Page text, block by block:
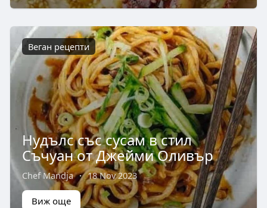
Веган рецепти
Нудълс със сусам в стил
Съчуан от Джейми Оливър
Chef Mandja · 18 Nov 2023
Виж още